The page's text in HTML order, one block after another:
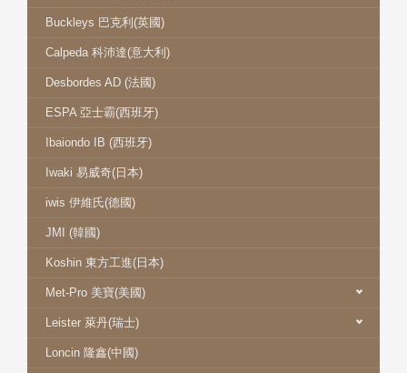
Buckleys 巴克利(英國)
Calpeda 科沛達(意大利)
Desbordes AD (法國)
ESPA 亞士霸(西班牙)
Ibaiondo IB (西班牙)
Iwaki 易威奇(日本)
iwis 伊維氏(德國)
JMI (韓國)
Koshin 東方工進(日本)
Met-Pro 美寶(美國)
Leister 萊丹(瑞士)
Loncin 隆鑫(中國)